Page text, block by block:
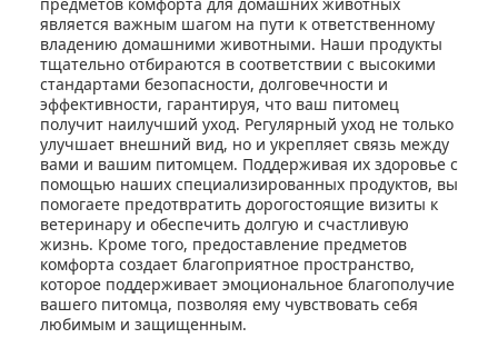
является важным шагом на пути к ответственному
владению домашними животными. Наши продукты
тщательно отбираются в соответствии с высокими
стандартами безопасности, долговечности и
эффективности, гарантируя, что ваш питомец
получит наилучший уход. Регулярный уход не только
улучшает внешний вид, но и укрепляет связь между
вами и вашим питомцем. Поддерживая их здоровье с
помощью наших специализированных продуктов, вы
помогаете предотвратить дорогостоящие визиты к
ветеринару и обеспечить долгую и счастливую
жизнь. Кроме того, предоставление предметов
комфорта создает благоприятное пространство,
которое поддерживает эмоциональное благополучие
вашего питомца, позволяя ему чувствовать себя
любимым и защищенным.